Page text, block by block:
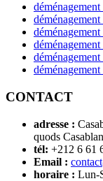
déménagement
déménagement
déménagement
CONTACT
adresse :
quods
tél: +212 6 61
Email :
horaire : Lun-